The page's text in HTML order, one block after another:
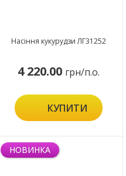
Насіння кукурудзи ЛГ31252
4 220.00 грн/п.о.
КУПИТИ
НОВИНКА